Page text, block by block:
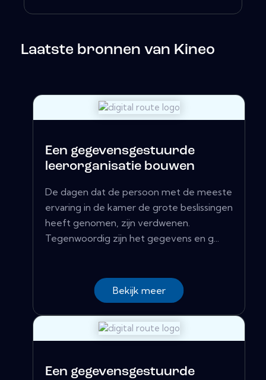
Laatste bronnen van Kineo
Een gegevensgestuurde
leerorganisatie bouwen
De dagen dat de persoon met de meeste
ervaring in de kamer de grote beslissingen
heeft genomen, zijn verdwenen.
Tegenwoordig zijn het gegevens en g...
Bekijk meer
Een gegevensgestuurde